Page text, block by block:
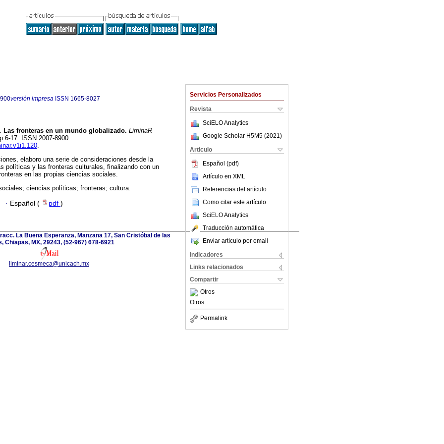
Servicios Personalizados
Revista
SciELO Analytics
Google Scholar H5M5 (2021 )
Articulo
Español (pdf)
Artículo en XML
Referencias del artículo
Como citar este artículo
SciELO Analytics
Traducción automática
Enviar artículo por email
Indicadores
Links relacionados
Compartir
Otros
Otros
Permalink
versión impresa ISSN 1665-8027
. Las fronteras en un mundo globalizado. LiminaR
17. ISSN 2007-8900.
.
elaboro una serie de consideraciones desde la
políticas y las fronteras culturales, finalizando con un
en las propias ciencias sociales.
ciencias políticas; fronteras; cultura.
· Español ( pdf )
La Buena Esperanza, Manzana 17, San Cristóbal de las
Chiapas, MX, 29243, (52-967) 678-6921
liminar.cesmeca@unicach.mx